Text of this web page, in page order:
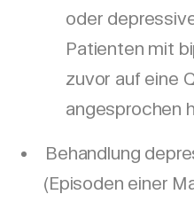
oder
Patienten mit
zuvor auf eine
angesprochen
Behandlung
(Episoden einer